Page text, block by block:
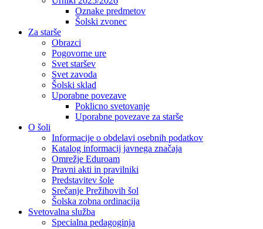
Oznake predmetov
Šolski zvonec
Za starše
Obrazci
Pogovorne ure
Svet staršev
Svet zavoda
Šolski sklad
Uporabne povezave
Poklicno svetovanje
Uporabne povezave za starše
O šoli
Informacije o obdelavi osebnih podatkov
Katalog informacij javnega značaja
Omrežje Eduroam
Pravni akti in pravilniki
Predstavitev šole
Srečanje Prežihovih šol
Šolska zobna ordinacija
Svetovalna služba
Specialna pedagoginja